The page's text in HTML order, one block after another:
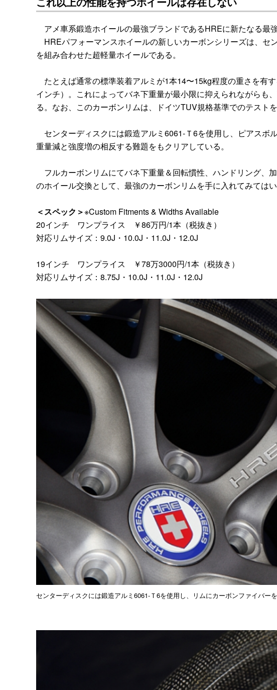
アメ車系鍛造ホイールの最強ブランドであるHREに新たなる最
HREパフォーマンスホイールの新しいカーボンシリーズは、セ
を組み合わせた超軽量ホイールである。
たとえば通常の標準装着アルミが1本14〜15kg程度の重さを有
インチ）。これによってバネ下重量が最小限に抑えられながらも
る。なお、このカーボンリムは、ドイツTUV規格基準でのテストを
センターディスクには鍛造アルミ6061-Ｔ6を使用し、ピアスボ
重量減と強度増の相反する難題をもクリアしている。
フルカーボンリムにてバネ下重量＆回転慣性、ハンドリング
のホイール交換として、最強のカーボンリムを手に入れてみてはい
＜スペック＞※Custom Fitments & Widths Available
20インチ ワンプライス ￥86万円/1本（税抜き）
対応リムサイズ：9.0J・10.0J・11.0J・12.0J
19インチ ワンプライス ￥78万3000円/1本（税抜き）
対応リムサイズ：8.75J・10.0J・11.0J・12.0J
センターディスクには鍛造アルミ6061-Ｔ6を使用し、リムにカーボンファイバーを